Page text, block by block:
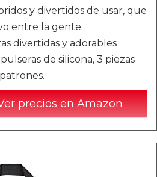
y divertidos de usar, que
entre la gente.
divertidas y adorables
de silicona, 3 piezas
precios en Amazon